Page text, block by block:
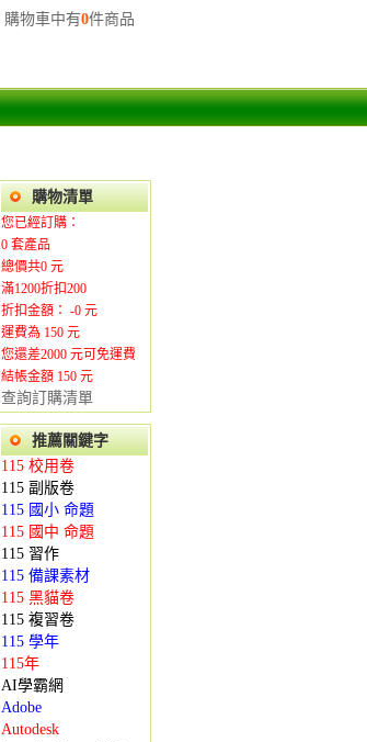
購物車中有0件商品
購物清單
您已經訂購：
0 套產品
總價共0 元
滿1200折扣200
折扣金額： -0 元
運費為 150 元
您還差2000 元可免運費
結帳金額 150 元
查詢訂購清單
推薦關鍵字
115 校用卷
115 副版卷
115 國小 命題
115 國中 命題
115 習作
115 備課素材
115 黑貓卷
115 複習卷
115 學年
115年
AI學霸網
Adobe
Autodesk